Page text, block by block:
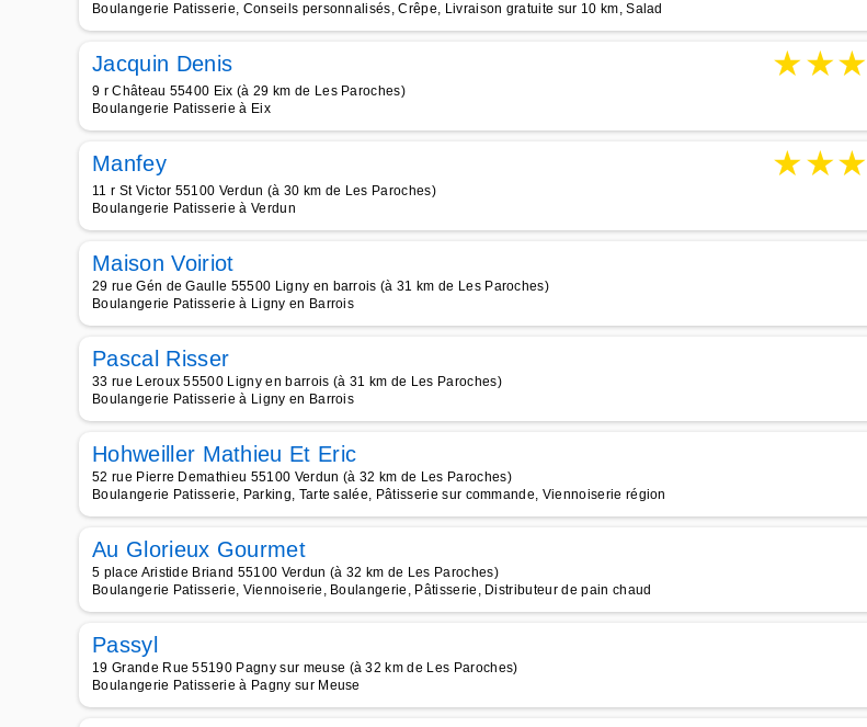
Boulangerie Patisserie, Conseils personnalisés, Crêpe, Livraison gratuite sur 10 km, Salad
Jacquin Denis ★★★
9 r Château 55400 Eix (à 29 km de Les Paroches)
Boulangerie Patisserie à Eix
Manfey ★★★
11 r St Victor 55100 Verdun (à 30 km de Les Paroches)
Boulangerie Patisserie à Verdun
Maison Voiriot
29 rue Gén de Gaulle 55500 Ligny en barrois (à 31 km de Les Paroches)
Boulangerie Patisserie à Ligny en Barrois
Pascal Risser
33 rue Leroux 55500 Ligny en barrois (à 31 km de Les Paroches)
Boulangerie Patisserie à Ligny en Barrois
Hohweiller Mathieu Et Eric
52 rue Pierre Demathieu 55100 Verdun (à 32 km de Les Paroches)
Boulangerie Patisserie, Parking, Tarte salée, Pâtisserie sur commande, Viennoiserie région
Au Glorieux Gourmet
5 place Aristide Briand 55100 Verdun (à 32 km de Les Paroches)
Boulangerie Patisserie, Viennoiserie, Boulangerie, Pâtisserie, Distributeur de pain chaud
Passyl
19 Grande Rue 55190 Pagny sur meuse (à 32 km de Les Paroches)
Boulangerie Patisserie à Pagny sur Meuse